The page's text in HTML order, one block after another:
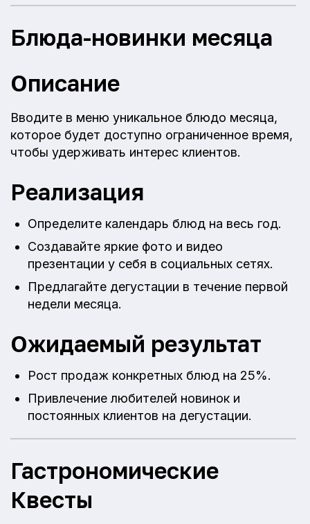
Блюда-новинки месяца
Описание
Вводите в меню уникальное блюдо месяца,
которое будет доступно ограниченное время,
чтобы удерживать интерес клиентов.
Реализация
Определите календарь блюд на весь год.
Создавайте яркие фото и видео
презентации у себя в социальных сетях.
Предлагайте дегустации в течение первой
недели месяца.
Ожидаемый результат
Рост продаж конкретных блюд на 25%.
Привлечение любителей новинок и
постоянных клиентов на дегустации.
Гастрономические
Квесты